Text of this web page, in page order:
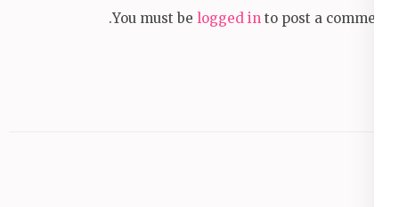
You must be logged in to post a comment.